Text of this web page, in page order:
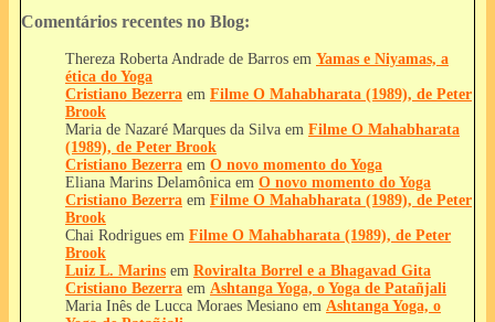
Comentários recentes no Blog:
Thereza Roberta Andrade de Barros em Yamas e Niyamas, a
ética do Yoga
Cristiano Bezerra em Filme O Mahabharata (1989), de Peter
Brook
Maria de Nazaré Marques da Silva em Filme O Mahabharata
(1989), de Peter Brook
Cristiano Bezerra em O novo momento do Yoga
Eliana Marins Delamônica em O novo momento do Yoga
Cristiano Bezerra em Filme O Mahabharata (1989), de Peter
Brook
Chai Rodrigues em Filme O Mahabharata (1989), de Peter
Brook
Luiz L. Marins em Roviralta Borrel e a Bhagavad Gita
Cristiano Bezerra em Ashtanga Yoga, o Yoga de Patañjali
Maria Inês de Lucca Moraes Mesiano em Ashtanga Yoga, o